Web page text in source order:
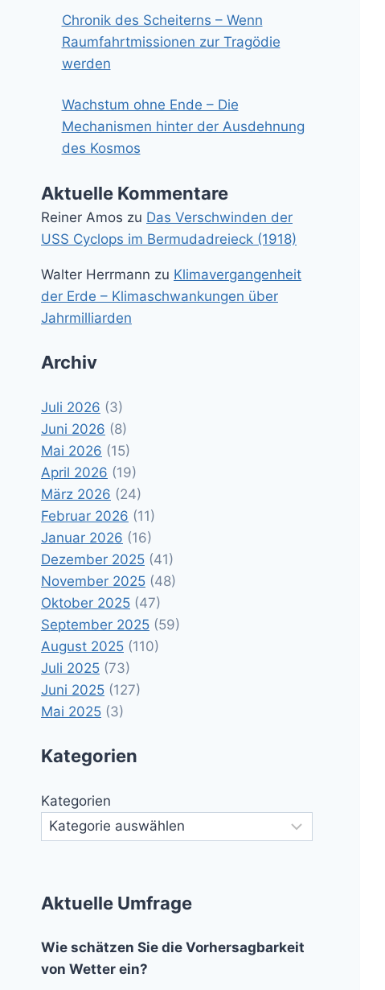
Chronik des Scheiterns – Wenn
Raumfahrtmissionen zur Tragödie
werden
Wachstum ohne Ende – Die
Mechanismen hinter der Ausdehnung
des Kosmos
Aktuelle Kommentare
Reiner Amos zu Das Verschwinden der
USS Cyclops im Bermudadreieck (1918)
Walter Herrmann zu Klimavergangenheit
der Erde – Klimaschwankungen über
Jahrmilliarden
Archiv
Juli 2026 (3)
Juni 2026 (8)
Mai 2026 (15)
April 2026 (19)
März 2026 (24)
Februar 2026 (11)
Januar 2026 (16)
Dezember 2025 (41)
November 2025 (48)
Oktober 2025 (47)
September 2025 (59)
August 2025 (110)
Juli 2025 (73)
Juni 2025 (127)
Mai 2025 (3)
Kategorien
Kategorien
Aktuelle Umfrage
Wie schätzen Sie die Vorhersagbarkeit
von Wetter ein?